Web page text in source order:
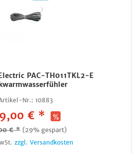
PAC-TH011TKL2-E
Nr.: 10883
€ *
€ * (29% gespart)
zzgl. Versandkosten